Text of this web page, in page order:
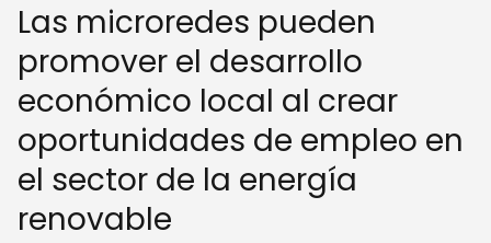
Las microredes pueden
promover el desarrollo
económico local al crear
oportunidades de empleo en
el sector de la energía
renovable